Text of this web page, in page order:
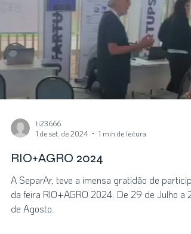
ti23666
1 de set. de 2024
1 min de leitura
RIO+AGRO 2024
A SeparAr, teve a imensa gratidão de
da feira RIO+AGRO 2024. De 29 de Julho a 2
de Agosto.